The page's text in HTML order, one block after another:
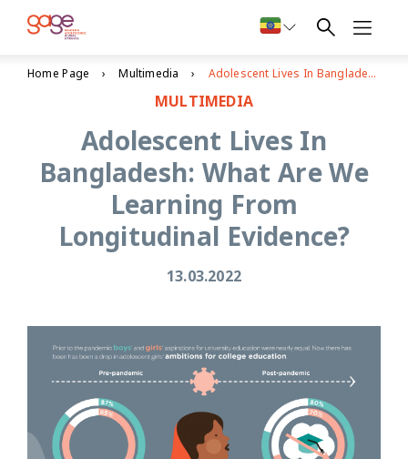
Home Page Multimedia Adolescent Lives In Bangladesh: What Are We Learning From Longitudinal Evidence?
MULTIMEDIA
Adolescent Lives In
Bangladesh: What Are We
Learning From
Longitudinal Evidence?
13.03.2022